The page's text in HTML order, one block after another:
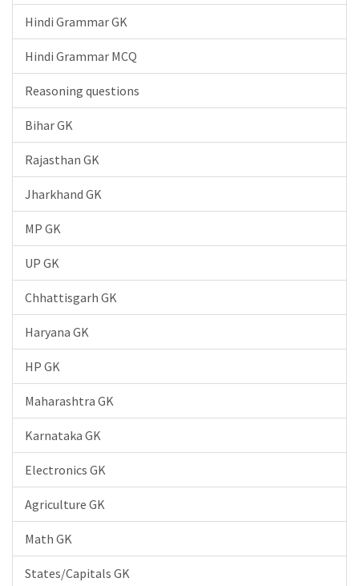
Hindi Grammar GK
Hindi Grammar MCQ
Reasoning questions
Bihar GK
Rajasthan GK
Jharkhand GK
MP GK
UP GK
Chhattisgarh GK
Haryana GK
HP GK
Maharashtra GK
Karnataka GK
Electronics GK
Agriculture GK
Math GK
States/Capitals GK